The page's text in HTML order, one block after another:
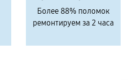
Более 88% поломок
ремонтируем за 2 часа